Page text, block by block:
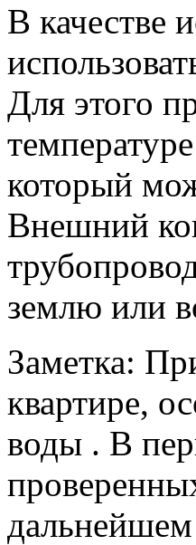
В качестве
Для этого
который
Внешний
землю или
Заметка:
квартире,
воды . В
дальнейшем